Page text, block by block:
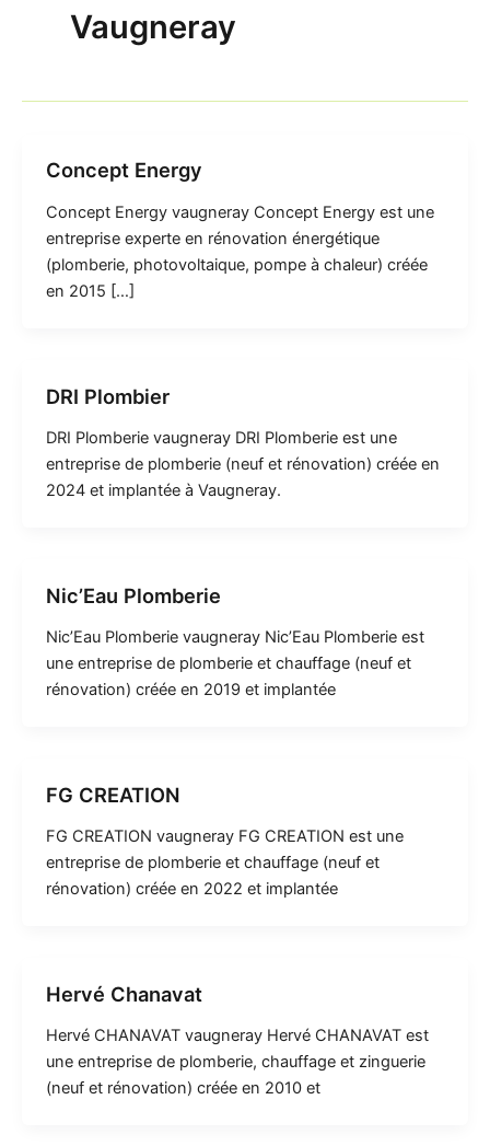
Vaugneray
Concept Energy
Concept Energy vaugneray Concept Energy est une
entreprise experte en rénovation énergétique
(plomberie, photovoltaique, pompe à chaleur) créée
en 2015 […]
DRI Plombier
DRI Plomberie vaugneray DRI Plomberie est une
entreprise de plomberie (neuf et rénovation) créée en
2024 et implantée à Vaugneray.
Nic’Eau Plomberie
Nic’Eau Plomberie vaugneray Nic’Eau Plomberie est
une entreprise de plomberie et chauffage (neuf et
rénovation) créée en 2019 et implantée
FG CREATION
FG CREATION vaugneray FG CREATION est une
entreprise de plomberie et chauffage (neuf et
rénovation) créée en 2022 et implantée
Hervé Chanavat
Hervé CHANAVAT vaugneray Hervé CHANAVAT est
une entreprise de plomberie, chauffage et zinguerie
(neuf et rénovation) créée en 2010 et